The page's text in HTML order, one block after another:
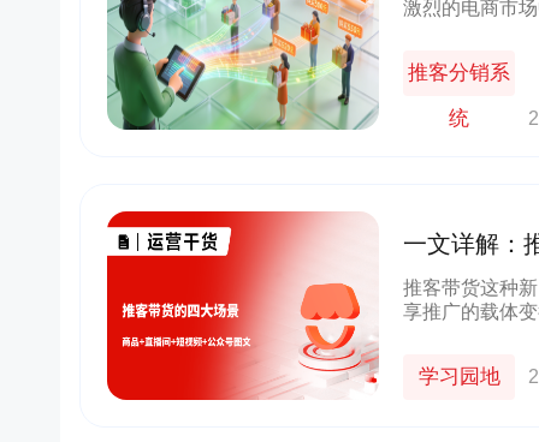
激烈的电商市
推客分销系
统
一文详解：
频+公众号
推客带货这种
享推广的载体
学习园地